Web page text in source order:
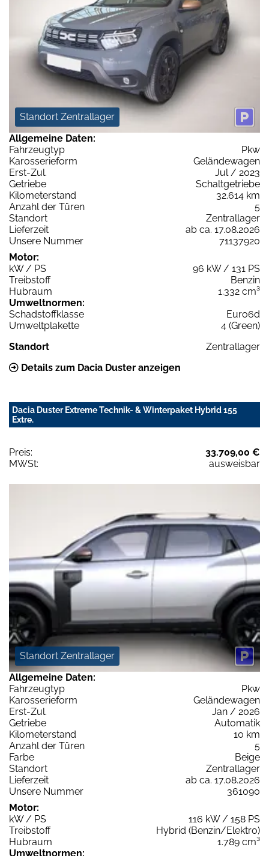
Standort Zentrallager
Allgemeine Daten:
Fahrzeugtyp
Pkw
Karosserieform
Geländewagen
Erst-Zul.
Jul / 2023
Getriebe
Schaltgetriebe
Kilometerstand
32.614 km
Anzahl der Türen
5
Standort
Zentrallager
Lieferzeit
ab ca. 17.08.2026
Unsere Nummer
71137920
Motor:
kW / PS
96 kW / 131 PS
Treibstoff
Benzin
Hubraum
1.332 cm³
Umweltnormen:
Schadstoffklasse
Euro6d
Umweltplakette
4 (Green)
Standort
Zentrallager
Details zum Dacia Duster anzeigen
Dacia Duster Extreme Technik- & Winterpaket Hybrid 155
Extre.
Preis:
33.709,00 €
MWSt:
ausweisbar
Standort Zentrallager
Allgemeine Daten:
Fahrzeugtyp
Pkw
Karosserieform
Geländewagen
Erst-Zul.
Jan / 2026
Getriebe
Automatik
Kilometerstand
10 km
Anzahl der Türen
5
Farbe
Beige
Standort
Zentrallager
Lieferzeit
ab ca. 17.08.2026
Unsere Nummer
361090
Motor:
kW / PS
116 kW / 158 PS
Treibstoff
Hybrid (Benzin/Elektro)
Hubraum
1.789 cm³
Umweltnormen: